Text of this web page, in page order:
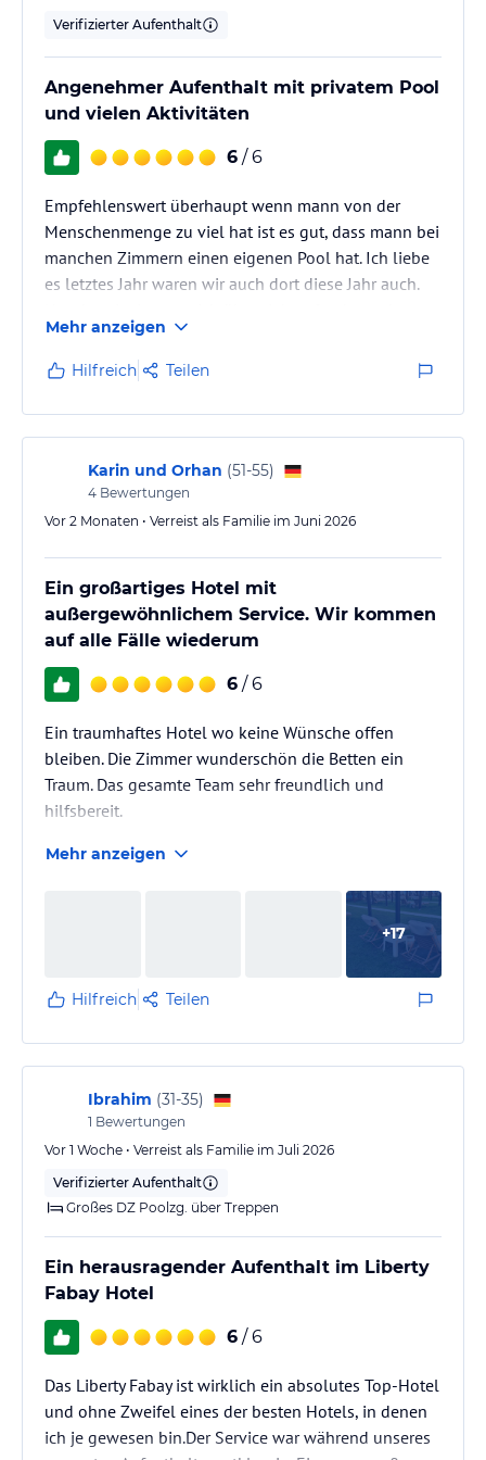
Verifizierter Aufenthalt
Angenehmer Aufenthalt mit privatem Pool
und vielen Aktivitäten
6 / 6
Empfehlenswert überhaupt wenn mann von der
Menschenmenge zu viel hat ist es gut, dass mann bei
manchen Zimmern einen eigenen Pool hat. Ich liebe
es letztes Jahr waren wir auch dort diese Jahr auch.
Preis, es ist um das doppelte verteuert worden.
Mehr anzeigen
Hilfreich Teilen
Karin und Orhan (51-55)
4 Bewertungen
Vor 2 Monaten • Verreist als Familie im Juni 2026
Ein großartiges Hotel mit
außergewöhnlichem Service. Wir kommen
auf alle Fälle wiederum
6 / 6
Ein traumhaftes Hotel wo keine Wünsche offen
bleiben. Die Zimmer wunderschön die Betten ein
Traum. Das gesamte Team sehr freundlich und
hilfsbereit.
Mehr anzeigen
+17
Hilfreich Teilen
Ibrahim (31-35)
1 Bewertungen
Vor 1 Woche • Verreist als Familie im Juli 2026
Verifizierter Aufenthalt
Großes DZ Poolzg. über Treppen
Ein herausragender Aufenthalt im Liberty
Fabay Hotel
6 / 6
Das Liberty Fabay ist wirklich ein absolutes Top-Hotel
und ohne Zweifel eines der besten Hotels, in denen
ich je gewesen bin.Der Service war während unseres